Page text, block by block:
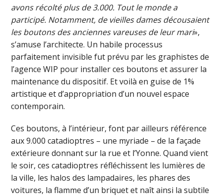
avons récolté plus de 3.000. Tout le monde a
participé. Notamment, de vieilles dames décousaient
les boutons des anciennes vareuses de leur mari»,
s’amuse l’architecte. Un habile processus
parfaitement invisible fut prévu par les graphistes de
l’agence WIP pour installer ces boutons et assurer la
maintenance du dispositif. Et voilà en guise de 1%
artistique et d’appropriation d’un nouvel espace
contemporain.
Ces boutons, à l’intérieur, font par ailleurs référence
aux 9.000 catadioptres – une myriade – de la façade
extérieure donnant sur la rue et l’Yonne. Quand vient
le soir, ces catadioptres réfléchissent les lumières de
la ville, les halos des lampadaires, les phares des
voitures, la flamme d’un briquet et naît ainsi la subtile